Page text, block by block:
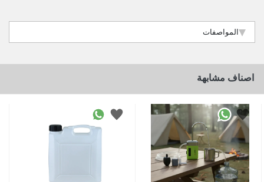
المواصفات
اصناف مشابهة